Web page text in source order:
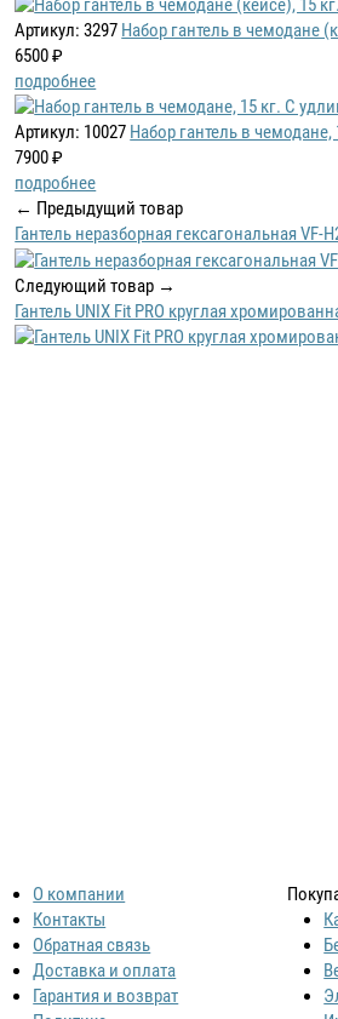
Артикул: 3297 Набор гантель в чемодане
6500 ₽
подробнее
Артикул: 10027 Набор гантель в
7900 ₽
подробнее
← Предыдущий товар
Гантель неразборная гексагональная VF-
Следующий товар →
Гантель UNIX Fit PRO круглая
О компании
Контакты
Обратная связь
Доставка и оплата
Гарантия и возврат